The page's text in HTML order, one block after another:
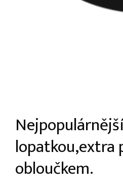
lopatkou,extra
obloučkem.